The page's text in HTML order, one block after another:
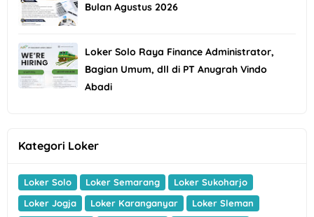
Bulan Agustus 2026
Loker Solo Raya Finance Administrator,
Bagian Umum, dll di PT Anugrah Vindo
Abadi
Kategori Loker
Loker Solo Loker Semarang
Loker Sukoharjo
Loker Jogja
Loker Karanganyar
Loker Sleman